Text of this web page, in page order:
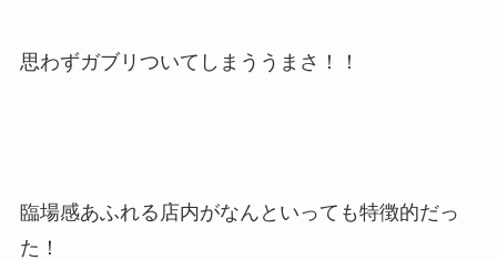
思わずガブリついてしまううまさ！！
臨場感あふれる店内がなんといっても特徴的だっ
た！